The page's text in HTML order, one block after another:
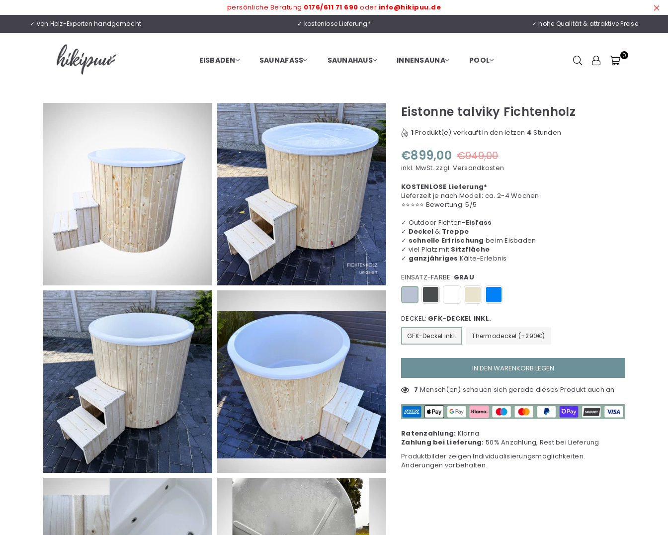
persönliche Beratung 0176/611 71 690 oder info@hikipuu.de
✓ von Holz-Experten handgemacht ✓ kostenlose Lieferung* ✓ hohe Qualität & attraktive Preise
EISBADEN SAUNAFASS SAUNAHAUS INNENSAUNA POOL 0
Eistonne talviky Fichtenholz
1Produkt(e) verkauft in den letzen 4 Stunden
Normaler
Preis
€899,00 €949,00
inkl. MwSt. zzgl. Versandkosten
KOSTENLOSE Lieferung*
Lieferzeit je nach Modell: ca. 2-4 Wochen
⭐⭐⭐⭐⭐ Bewertung: 5/5
✓ Outdoor Fichten-Eisfass
✓ Deckel& Treppe
✓ schnelle Erfrischung beim Eisbaden
✓ viel Platz mit Sitzfläche
✓ ganzjähriges Kälte-Erlebnis
EINSATZ-FARBE: GRAU
DECKEL: GFK-DECKEL INKL.
GFK-Deckel inkl. Thermodeckel (+290€)
IN DEN WARENKORB LEGEN
7 Mensch(en) schauen sich gerade dieses Produkt auch an
Ratenzahlung: Klarna
Zahlung bei Lieferung: 50% Anzahlung, Rest bei Lieferung
Produktbilder zeigen Individualisierungsmöglichkeiten.
Änderungen vorbehalten.